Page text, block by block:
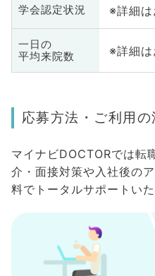
学会認定状況 ※詳細
一日の
平均来院数
※詳細
応募方法・ご利用の
マイナビDOCTORでは転
介・面接対策や入社後の
料でトータルサポートいた